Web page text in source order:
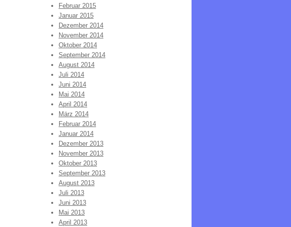
Februar 2015
Januar 2015
Dezember 2014
November 2014
Oktober 2014
September 2014
August 2014
Juli 2014
Juni 2014
Mai 2014
April 2014
März 2014
Februar 2014
Januar 2014
Dezember 2013
November 2013
Oktober 2013
September 2013
August 2013
Juli 2013
Juni 2013
Mai 2013
April 2013